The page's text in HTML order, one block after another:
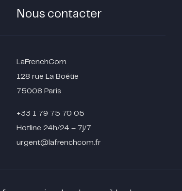
Nous contacter
LaFrenchCom
128 rue La Boétie
75008 Paris
+33 1 79 75 70 05
Hotline 24h/24 – 7j/7
urgent@lafrenchcom.fr